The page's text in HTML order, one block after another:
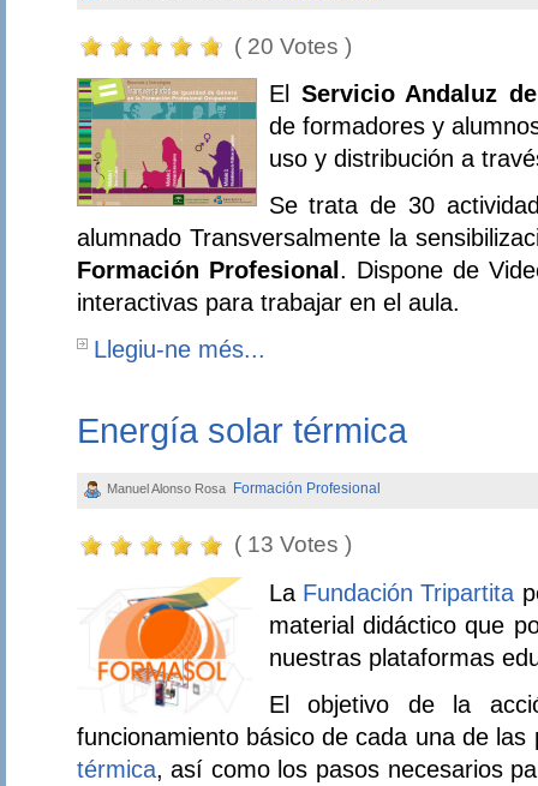
( 20 Votes )
El Servicio Andaluz
de formadores y
uso y distribución a
Se trata de 30
alumnado Transversalmente la
Formación Profesional . Dispone de
interactivas para trabajar en el aula.
Llegiu-ne més...
Energía solar térmica
Manuel Alonso Rosa Formación Profesional
( 13 Votes )
La Fundación Tripartita
material didáctico que
nuestras plataformas
El objetivo de la
funcionamiento básico de cada una de
térmica, así como los pasos necesarios